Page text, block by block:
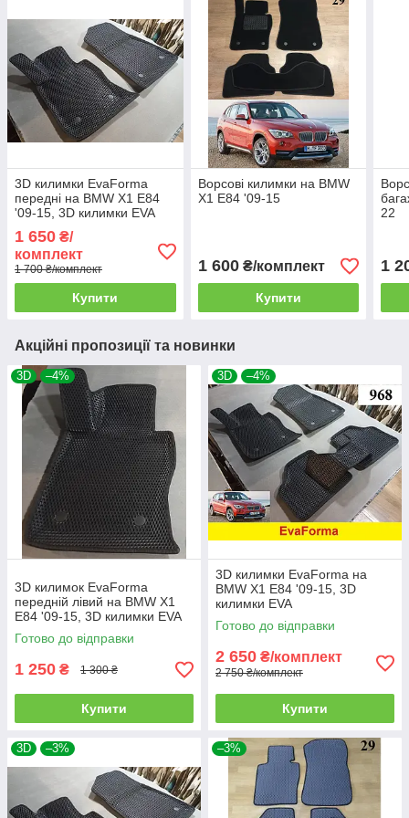
3D килимки EvaForma
передні на BMW X1 E84
'09-15, 3D килимки EVA
1 650 ₴/
комплект
1 700 ₴/комплект
Купити
Ворсові килимки на BMW
X1 E84 '09-15
1 600₴/комплект
Купити
22
1
Акційні пропозиції та новинки
3D –4%
3D килимок EvaForma
передній лівий на BMW X1
E84 '09-15, 3D килимки EVA
Готово до відправки
1 250 ₴ 1 300 ₴
Купити
3D –4%
3D килимки EvaForma на
BMW X1 E84 '09-15, 3D
килимки EVA
Готово до відправки
2 650 ₴/комплект
2 750 ₴/комплект
Купити
3D –3% –3%